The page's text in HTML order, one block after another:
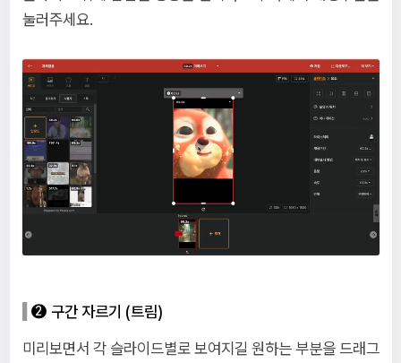
눌러주세요.
구간 자르기 (트림)
미리보면서 각 슬라이드별로 보여지길 원하는 부분을 드래그